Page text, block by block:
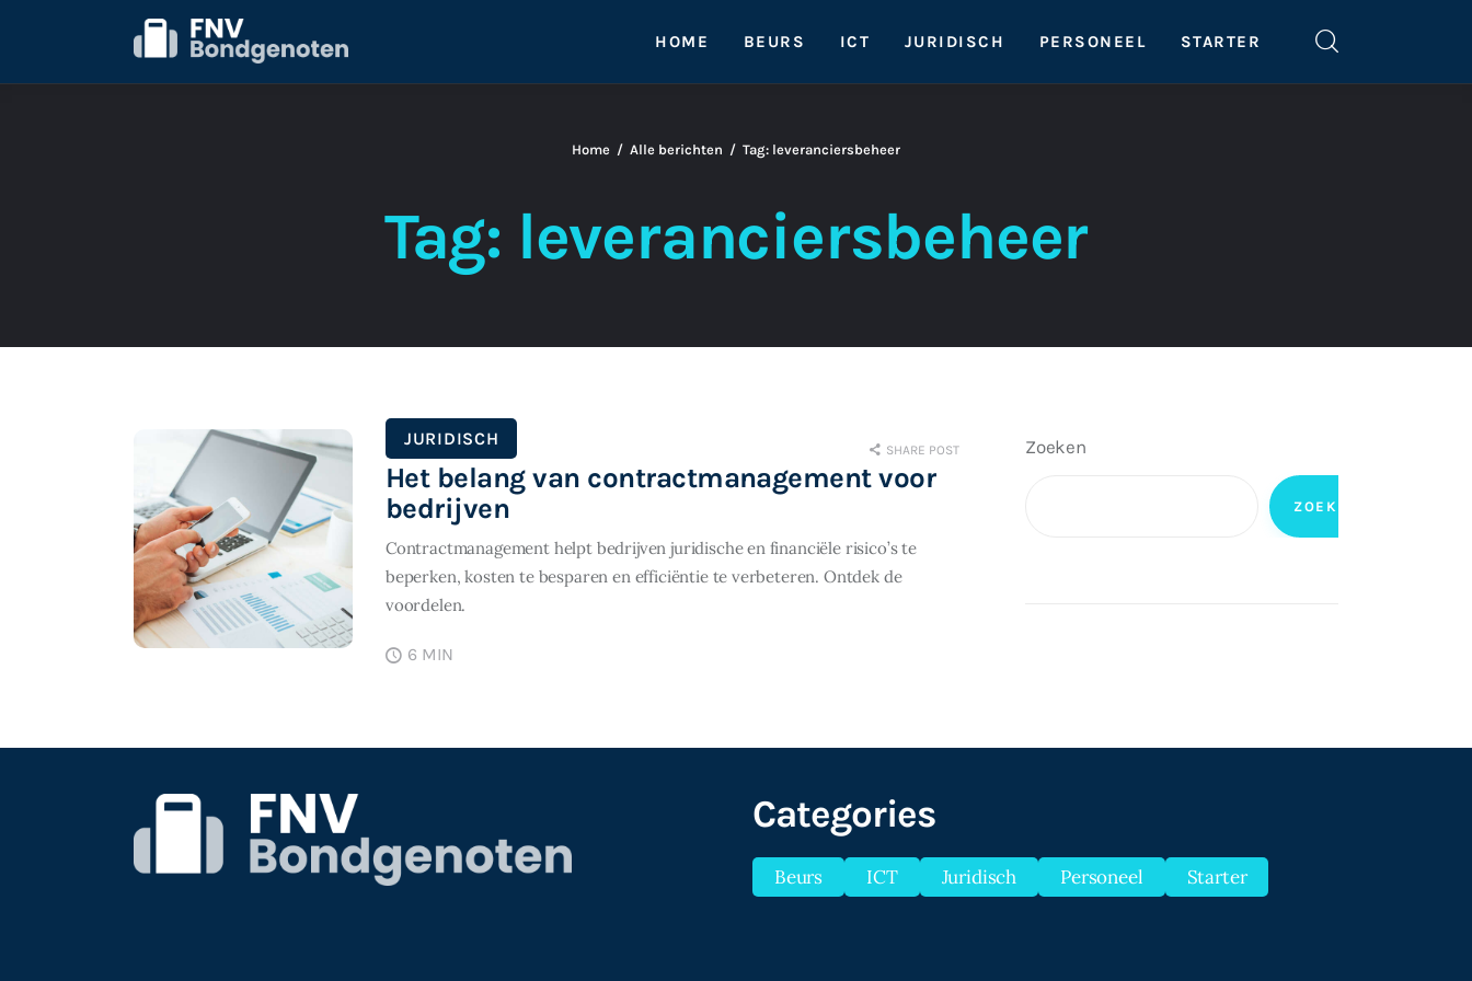
HOME BEURS ICT JURIDISCH PERSONEEL STARTER
Tag: leveranciersbeheer
Home Alle berichten Tag: leveranciersbeheer
Beurs
JURIDISCH
Het belang van contractmanagement voor
bedrijven
Contractmanagement helpt bedrijven juridische en financiële risico’s te
beperken, kosten te besparen en efficiëntie te verbeteren. Ontdek de
voordelen.
SHARE POST
6 MIN
Zoeken
ZOEKEN
Categories
Beurs ICT Juridisch Personeel Starter